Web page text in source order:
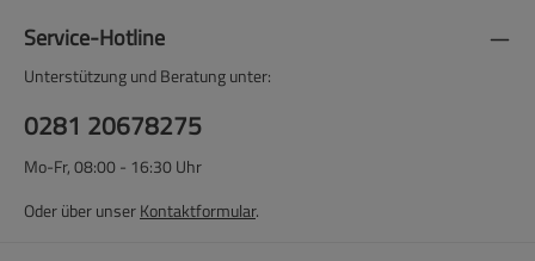
Service-Hotline
Unterstützung und Beratung unter:
0281 20678275
Mo-Fr, 08:00 - 16:30 Uhr
Oder über unserKontaktformular.